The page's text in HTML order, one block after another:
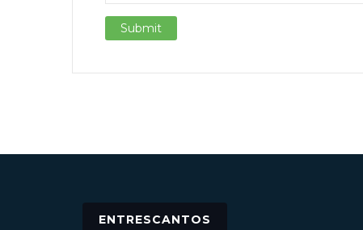
ENTRESCANTOS